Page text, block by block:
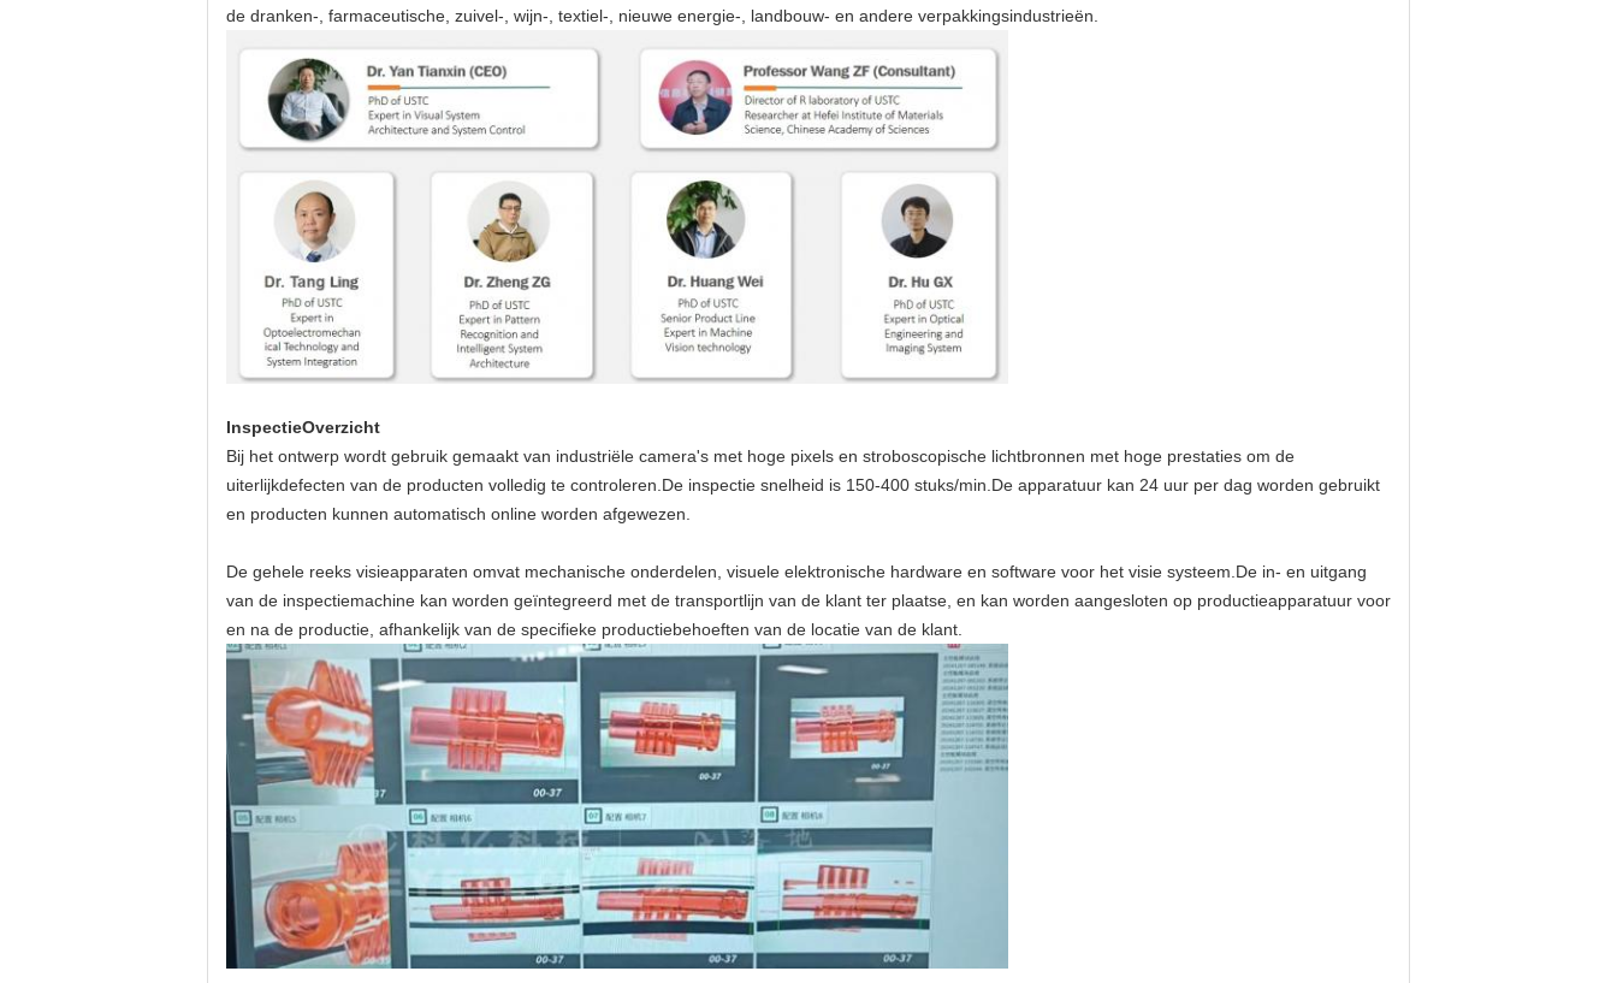
de dranken-, farmaceutische, zuivel-, wijn-, textiel-, nieuwe energie-, landbouw- en andere verpakkingsindustrieën.
InspectieOverzicht
Bij het ontwerp wordt gebruik gemaakt van industriële camera's met hoge pixels en stroboscopische lichtbronnen met hoge prestaties om de
uiterlijkdefecten van de producten volledig te controleren.De inspectie snelheid is 150-400 stuks/min.De apparatuur kan 24 uur per dag worden gebruikt
en producten kunnen automatisch online worden afgewezen.
De gehele reeks visieapparaten omvat mechanische onderdelen, visuele elektronische hardware en software voor het visie systeem.De in- en uitgang
van de inspectiemachine kan worden geïntegreerd met de transportlijn van de klant ter plaatse, en kan worden aangesloten op productieapparatuur voor
en na de productie, afhankelijk van de specifieke productiebehoeften van de locatie van de klant.